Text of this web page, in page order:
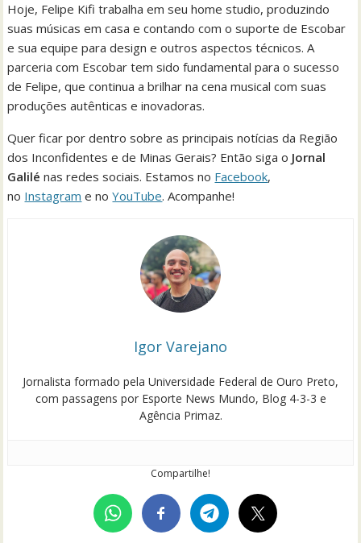
Hoje, Felipe Kifi trabalha em seu home studio, produzindo
suas músicas em casa e contando com o suporte de Escobar
e sua equipe para design e outros aspectos técnicos. A
parceria com Escobar tem sido fundamental para o sucesso
de Felipe, que continua a brilhar na cena musical com suas
produções autênticas e inovadoras.
Quer ficar por dentro sobre as principais notícias da Região
dos Inconfidentes e de Minas Gerais? Então siga o Jornal
Galilé nas redes sociais. Estamos no Facebook,
no Instagram e noYouTube. Acompanhe!
Igor Varejano
Jornalista formado pela Universidade Federal de Ouro Preto,
com passagens por Esporte News Mundo, Blog 4-3-3 e
Agência Primaz.
Compartilhe!